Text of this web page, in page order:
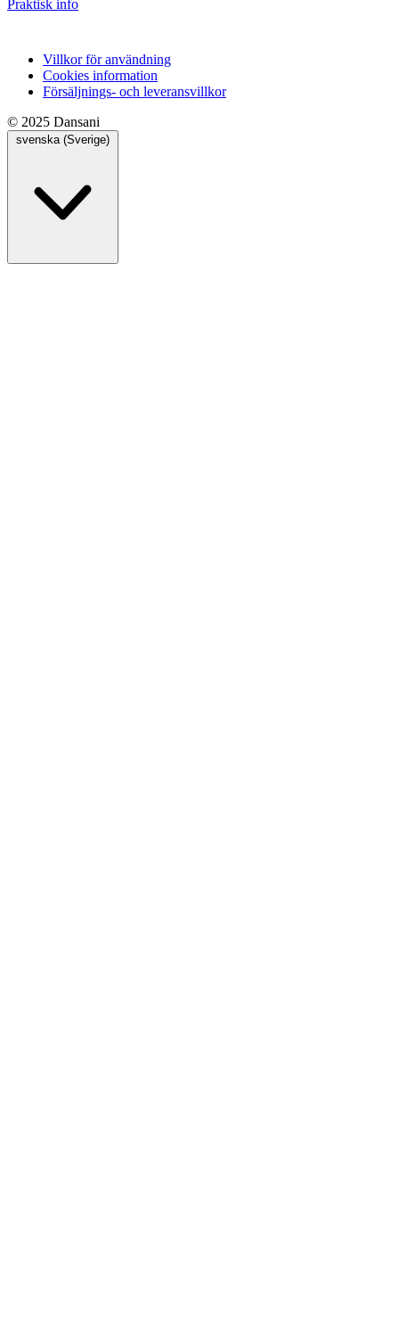
Praktisk info
Villkor för användning
Cookies information
Försäljnings- och leveransvillkor
© 2025 Dansani
svenska (Sverige)